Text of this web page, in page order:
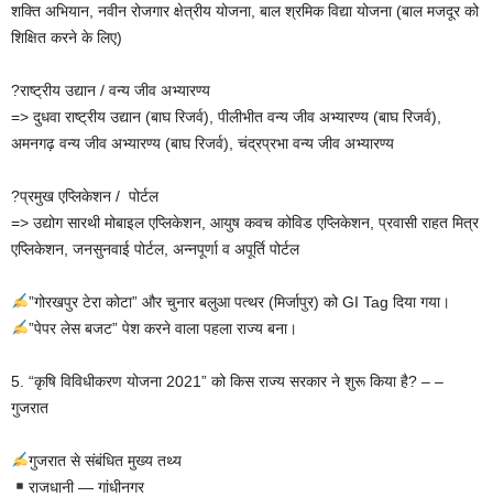
शक्ति अभियान, नवीन रोजगार क्षेत्रीय योजना, बाल श्रमिक विद्या योजना (बाल मजदूर को
शिक्षित करने के लिए)
?राष्ट्रीय उद्यान / वन्य जीव अभ्यारण्य
=> दुधवा राष्ट्रीय उद्यान (बाघ रिजर्व), पीलीभीत वन्य जीव अभ्यारण्य (बाघ रिजर्व),
अमनगढ़ वन्य जीव अभ्यारण्य (बाघ रिजर्व), चंद्रप्रभा वन्य जीव अभ्यारण्य
?प्रमुख एप्लिकेशन / पोर्टल
=> उद्योग सारथी मोबाइल एप्लिकेशन, आयुष कवच कोविड एप्लिकेशन, प्रवासी राहत मित्र
एप्लिकेशन, जनसुनवाई पोर्टल, अन्नपूर्णा व अपूर्ति पोर्टल
”गोरखपुर टेरा कोटा” और चुनार बलुआ पत्थर (मिर्जापुर) को GI Tag दिया गया।
”पेपर लेस बजट” पेश करने वाला पहला राज्य बना।
5. “कृषि विविधीकरण योजना 2021” को किस राज्य सरकार ने शुरू किया है? – –
गुजरात
गुजरात से संबंधित मुख्य तथ्य
राजधानी — गांधीनगर